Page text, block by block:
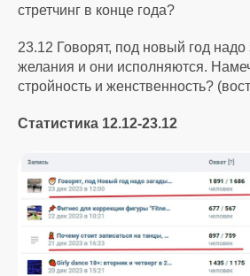
стретчинг в конце года?
23.12 Говорят, под новый год надо
желания и они исполняются.
стройность и женственность?
Статистика 12.12-23.12